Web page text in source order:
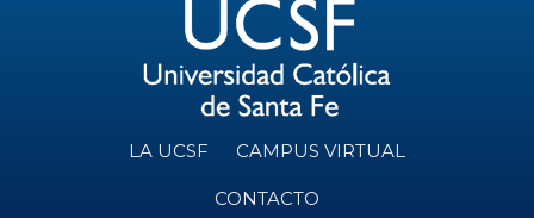
LA UCSF CAMPUS VIRTUAL
CONTACTO